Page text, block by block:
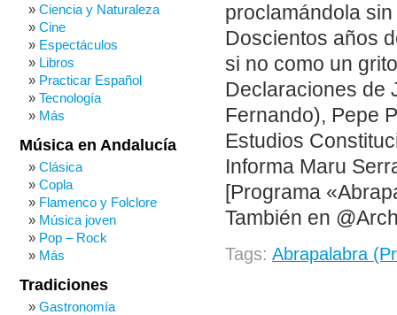
proclamándola
Doscientos años
si no como un
Declaraciones de
Fernando), Pepe
Estudios
Informa Maru
[Programa
También en
Tags: Abrapalabra
Ciencia y Naturaleza
Cine
Espectáculos
Libros
Practicar Español
Tecnología
Más
Música en Andalucía
Clásica
Copla
Flamenco y Folclore
Música joven
Pop – Rock
Más
Tradiciones
Gastronomía